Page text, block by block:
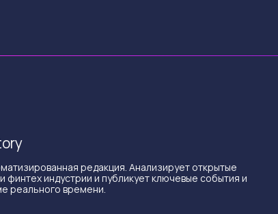
редакция. Анализирует открытые
финтех индустрии и публикует ключевые события и
реального времени.